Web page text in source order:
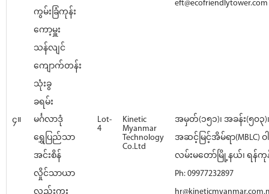
ကွမ်းခြံကုန်း
ကော့မှူး
သန်လျင်
ကျောက်တန်း
သုံးခွ
ခရမ်း
eft@ecofriendlytower.com
၄။
မင်္ဂလာဒုံ
ရွှေပြည်သာ
အင်းစိန်
လှိုင်သာယာ
လှည်းကူး
Lot-
4
Kinetic
Myanmar
Technology
Co.Ltd
အမှတ်(၁၅၁)၊ အခန်း(၅၀
အဆင့်မြင့်အိမ်ရာ(MBLC) ဝ
လမ်းမတော်မြို့နယ်၊ ရန်ကု
Ph: 09977232897